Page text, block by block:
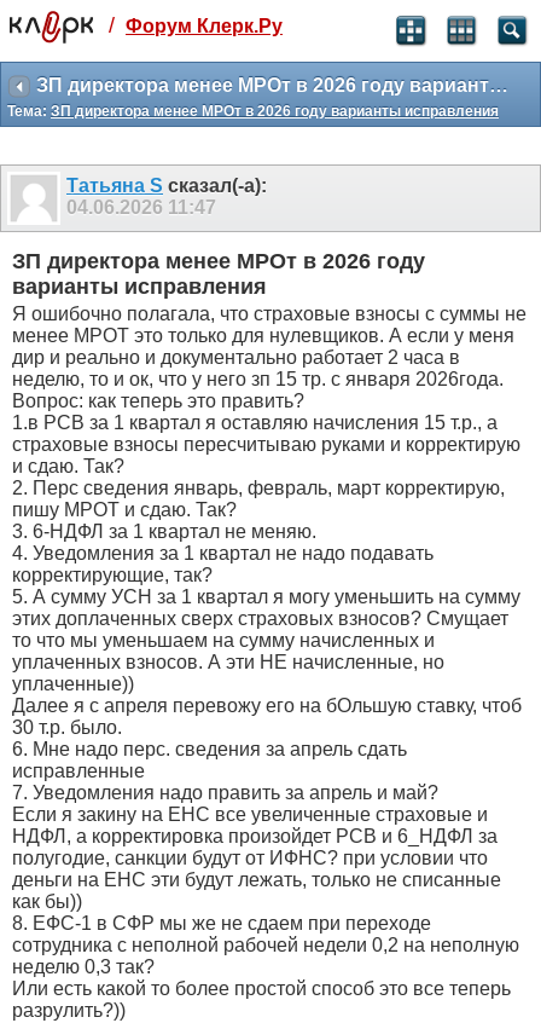
Святые угодники, Клерк без рекламы
прекрасен:)
месяц
3 месяца
259
₽
-10%
499 ₽
-15%
Отмена Оплатить
/ Форум Клерк.Ру
ЗП директора менее МРОт в 2026 году варианты исправления
Тема: ЗП директора менее МРОт в 2026 году варианты исправления
Татьяна S сказал(-а):
04.06.2026 11:47
ЗП директора менее МРОт в 2026 году
варианты исправления
Я ошибочно полагала, что страховые взносы с суммы не
менее МРОТ это только для нулевщиков. А если у меня
дир и реально и документально работает 2 часа в
неделю, то и ок, что у него зп 15 тр. с января 2026года.
Вопрос: как теперь это править?
1.в РСВ за 1 квартал я оставляю начисления 15 т.р., а
страховые взносы пересчитываю руками и корректирую
и сдаю. Так?
2. Перс сведения январь, февраль, март корректирую,
пишу МРОТ и сдаю. Так?
3. 6-НДФЛ за 1 квартал не меняю.
4. Уведомления за 1 квартал не надо подавать
корректирующие, так?
5. А сумму УСН за 1 квартал я могу уменьшить на сумму
этих доплаченных сверх страховых взносов? Смущает
то что мы уменьшаем на сумму начисленных и
уплаченных взносов. А эти НЕ начисленные, но
уплаченные))
Далее я с апреля перевожу его на бОльшую ставку, чтоб
30 т.р. было.
6. Мне надо перс. сведения за апрель сдать
исправленные
7. Уведомления надо править за апрель и май?
Если я закину на ЕНС все увеличенные страховые и
НДФЛ, а корректировка произойдет РСВ и 6_НДФЛ за
полугодие, санкции будут от ИФНС? при условии что
деньги на ЕНС эти будут лежать, только не списанные
как бы))
8. ЕФС-1 в СФР мы же не сдаем при переходе
сотрудника с неполной рабочей недели 0,2 на неполную
неделю 0,3 так?
Или есть какой то более простой способ это все теперь
разрулить?))